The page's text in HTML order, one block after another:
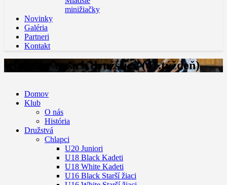
minižiačky
Novinky
Galéria
Partneri
Kontakt
Výsledky našich družstiev (41.týždeň)
Domov
Klub
O nás
História
Družstvá
Chlapci
U20 Juniori
U18 Black Kadeti
U18 White Kadeti
U16 Black Starší žiaci